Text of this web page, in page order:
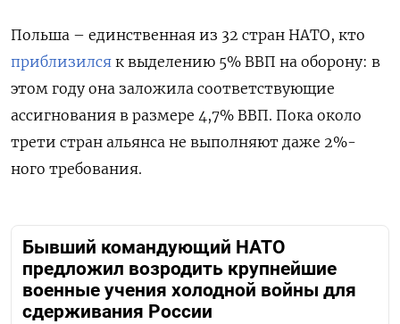
Польша – единственная из 32 стран НАТО, кто
приблизился к выделению 5% ВВП на оборону: в
этом году она заложила соответствующие
ассигнования в размере 4,7% ВВП. Пока около
трети стран альянса не выполняют даже 2%-
ного требования.
Бывший командующий НАТО
предложил возродить крупнейшие
военные учения холодной войны для
сдерживания России